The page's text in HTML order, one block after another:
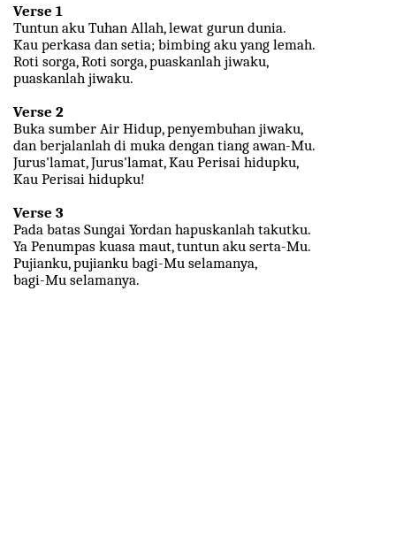
Verse 1
Tuntun aku Tuhan Allah, lewat gurun dunia.
Kau perkasa dan setia; bimbing aku yang lemah.
Roti sorga, Roti sorga, puaskanlah jiwaku,
puaskanlah jiwaku.
Verse 2
Buka sumber Air Hidup, penyembuhan jiwaku,
dan berjalanlah di muka dengan tiang awan-Mu.
Jurus'lamat, Jurus'lamat, Kau Perisai hidupku,
Kau Perisai hidupku!
Verse 3
Pada batas Sungai Yordan hapuskanlah takutku.
Ya Penumpas kuasa maut, tuntun aku serta-Mu.
Pujianku, pujianku bagi-Mu selamanya,
bagi-Mu selamanya.